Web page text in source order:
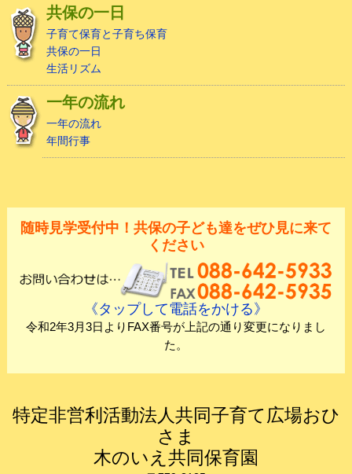
共保の一日
子育て保育と子育ち保育
共保の一日
生活リズム
一年の流れ
一年の流れ
年間行事
随時見学受付中！共保の子ども達をぜひ見に来て
ください
《タップして電話をかける》
令和2年3月3日よりFAX番号が上記の通り変更になりまし
た。
特定非営利活動法人共同子育て広場おひ
さま
木のいえ共同保育園